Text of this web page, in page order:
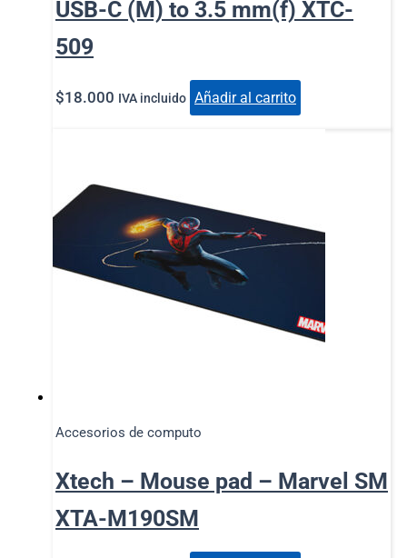
USB-C (M) to 3.5 mm(f) XTC-
509
$18.000 IVA incluido Añadir al carrito
Accesorios de computo
Xtech – Mouse pad – Marvel SM
XTA-M190SM